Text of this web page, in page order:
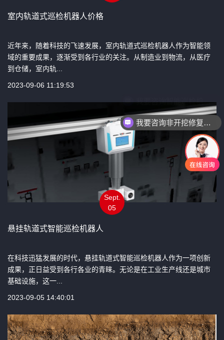
室内轨道式巡检机器人价格
近年来，随着科技的飞速发展，室内轨道式巡检机器人作为智能领
域的重要成果，逐渐受到各行业的关注。从制造业到物流，从医疗
到仓储，室内轨...
2023-09-06 11:19:53
Sept.
05
悬挂轨道式智能巡检机器人
在科技迅猛发展的时代，悬挂轨道式智能巡检机器人作为一项创新
成果，正日益受到各行各业的青睐。无论是在工业生产线还是城市
基础设施，这一...
2023-09-05 14:40:01